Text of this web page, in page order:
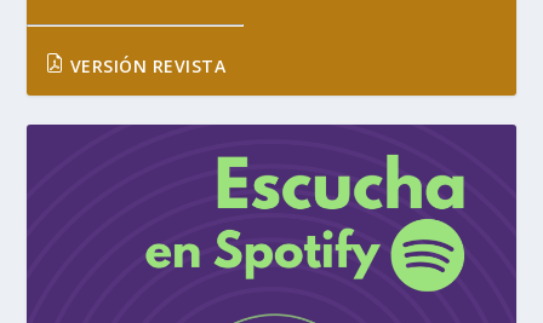
VERSIÓN REVISTA